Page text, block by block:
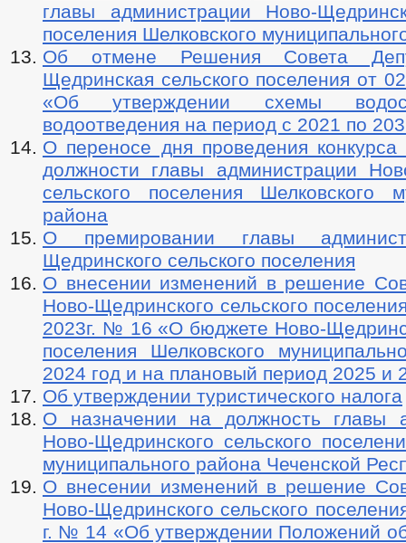
главы администрации Ново-
поселения Шелковского
Об отмене Решения Совета
Щедринская сельского поселения от
«Об утверждении схемы
водоотведения на период с 2021 по
О переносе дня проведения
должности главы администрации
сельского поселения Шелковского
района
О премировании главы
Щедринского сельского поселения
О внесении изменений в решение
Ново-Щедринского сельского
2023г. № 16 «О бюджете Ново-
поселения Шелковского
2024 год и на плановый период 2025 и
Об утверждении туристического налога
О назначении на должность главы
Ново-Щедринского сельского
муниципального района Чеченской
О внесении изменений в решение
Ново-Щедринского сельского
г. № 14 «Об утверждении Положений